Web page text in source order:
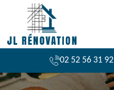
02 52 56 31 92